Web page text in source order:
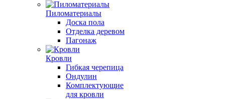
Пиломатериалы
Доска пола
Отделка деревом
Пагонаж
Кровли
Гибкая черепица
Ондулин
Комплектующие
для кровли